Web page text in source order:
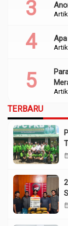
TERBARU